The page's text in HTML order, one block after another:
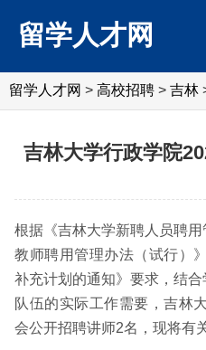
留学人才网
留学人才网 > 高校招聘 > 吉林
吉林大学行政学院
根据《吉林大学新聘人员聘
教师聘用管理办法（试行）
补充计划的通知》要求，结
队伍的实际工作需要，吉林
会公开招聘讲师2名，现将有